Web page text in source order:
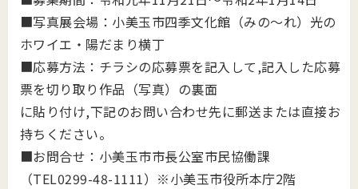
■写真展会場： 小美玉市四季文化館（みの～れ）光の
ホワイエ・陽だまり横丁
■応募方法：チラシの応募票を記入して,記入した応募
票を切り取り作品（写真）の裏面
に貼り付け,下記のお問い合わせ先に郵送または直接お
持ちください。
■お問合せ： 小美玉市市長公室市民協働課
（TEL0299-48-1111）※小美玉市役所本庁2階